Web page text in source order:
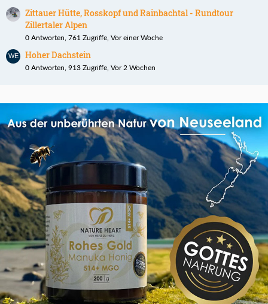
Zittauer Hütte, Rosskopf und Rainbachtal - Rundtour
Zillertaler Alpen
0 Antworten, 761 Zugriffe, Vor einer Woche
Hoher Dachstein
0 Antworten, 913 Zugriffe, Vor 2 Wochen